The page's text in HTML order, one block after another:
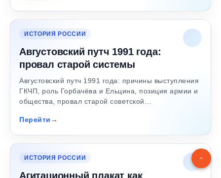
ИСТОРИЯ РОССИИ
Августовский путч 1991 года:
провал старой системы
Августовский путч 1991 года: причины выступления
ГКЧП, роль Горбачёва и Ельцина, позиция армии и
общества, провал старой советской…
Перейти
ИСТОРИЯ РОССИИ
Агитационный плакат как